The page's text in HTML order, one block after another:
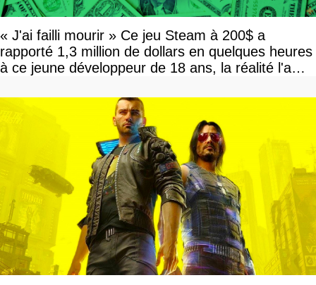
« J'ai failli mourir » Ce jeu Steam à 200$ a
rapporté 1,3 million de dollars en quelques heures
à ce jeune développeur de 18 ans, la réalité l'a